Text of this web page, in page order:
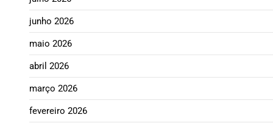
junho 2026
maio 2026
abril 2026
março 2026
fevereiro 2026